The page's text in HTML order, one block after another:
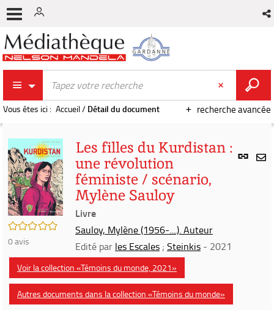
recherche avancée
Vous êtes ici : Accueil/ Détail du document
Lien
/5
0avis
Les filles du Kurdistan :
une révolution
féministe / scénario,
Mylène Sauloy
Livre
Sauloy, Mylène (1956-....). Auteur
Edité par les Escales ; Steinkis - 2021
Voir la collection «Témoins du monde, 2021»
Autres documents dans la collection «Témoins du monde»